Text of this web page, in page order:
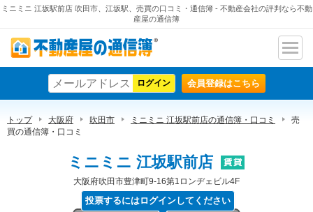
ミニミニ 江坂駅前店 吹田市、江坂駅、売買の口コミ・通信簿 - 不動産会社の評判なら不動
産屋の通信簿
不動産屋の通信簿
ナビ
ン
会員登録はこちら
トップ 大阪府 吹田市 ミニミニ 江坂駅前店の通信簿・口コミ
売
買の通信簿・口コミ
ミニミニ 江坂駅前店
大阪府吹田市豊津町9-16第1ロンヂェビル4F
投票するにはログインしてください